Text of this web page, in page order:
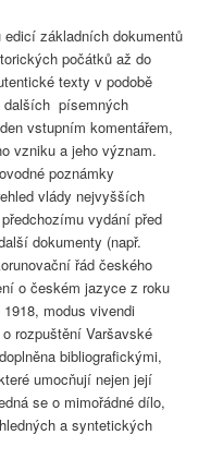
základních dokumentů
počátků až do
texty v podobě
dalších písemných
vstupním komentářem,
vzniku a jeho význam.
poznámky
vlády nejvyšších
vydání před
dokumenty (např.
řád českého
o českém jazyce z roku
modus vivendi
rozpuštění Varšavské
bibliografickými,
umocňují nejen její
se o mimořádné dílo,
a syntetických